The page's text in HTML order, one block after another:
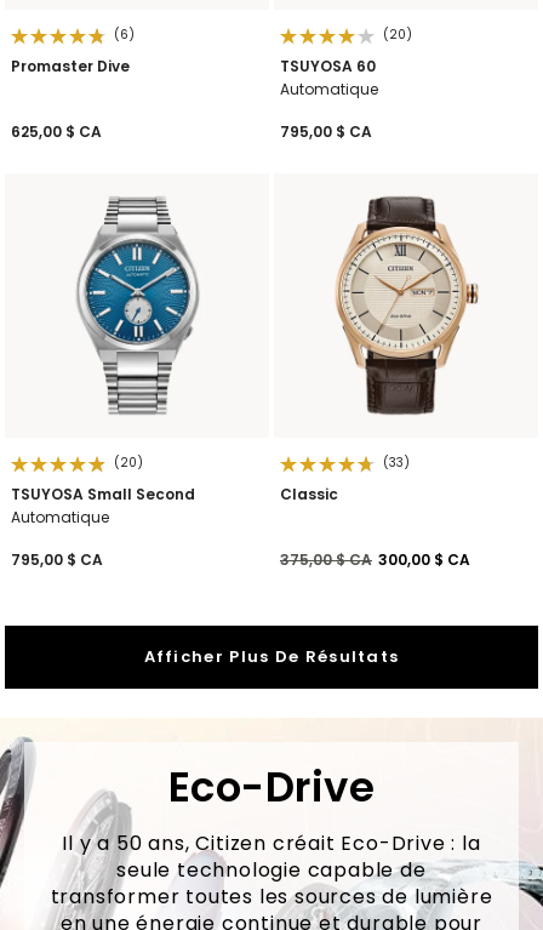
(6)
Promaster Dive
625,00 $ CA
(20)
TSUYOSA 60
Automatique
795,00 $ CA
(20)
TSUYOSA Small Second
Automatique
795,00 $ CA
(33)
Classic
Prix réduit de
375,00 $ CAà300,00 $ CA
Afficher Plus De Résultats
Eco-Drive
Il y a 50 ans, Citizen créait Eco-Drive : la
seule technologie capable de
transformer toutes les sources de lumière
en une énergie continue et durable pour